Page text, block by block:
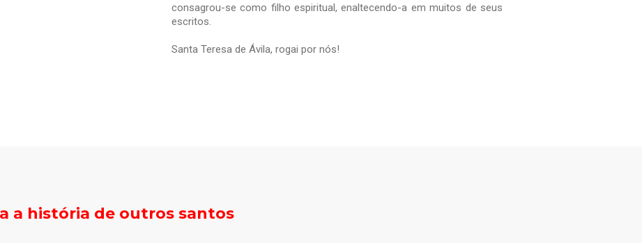
consagrou-se como filho espiritual, enaltecendo-a em muitos de seus
escritos.
Santa Teresa de Ávila, rogai por nós!
a história de outros santos